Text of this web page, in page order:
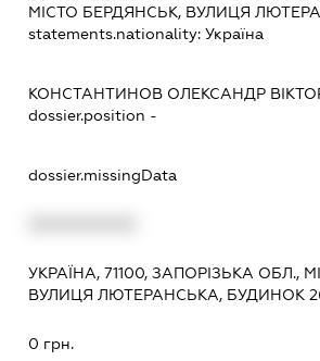
МІСТО БЕРДЯНСЬК, ВУЛИЦЯ
statements.nationality:Україна
КОНСТАНТИНОВ ОЛЕКСАНДР
dossier.position -
dossier.missingData
УКРАЇНА, 71100, ЗАПОРІЗЬКА ОБЛ.,
ВУЛИЦЯ ЛЮТЕРАНСЬКА, БУДИНОК
0 грн.